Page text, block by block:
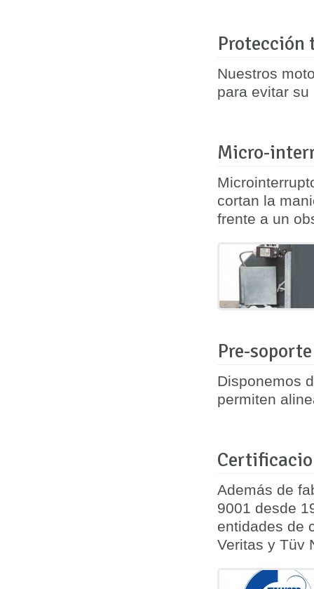
Protección
Nuestros
para evitar
Micro-
cortan la
frente a un
Pre-
Disponemos
permiten
Además de
9001 desde
entidades de
Veritas y Tüv